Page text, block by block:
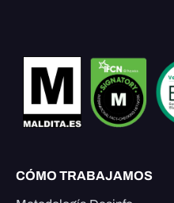
CÓMO TRABAJAMOS